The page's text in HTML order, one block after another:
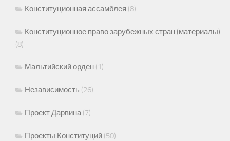
Конституционная ассамблея (8)
Конституционное право зарубежных стран (материалы)
(8)
Мальтийский орден (1)
Независимость (26)
Проект Дарвина(7)
Проекты Конституций (50)